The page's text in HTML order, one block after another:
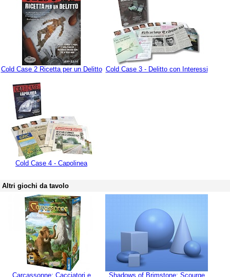
Cold Case 2 Ricetta per un Delitto Cold Case 3 - Delitto con Interessi
Cold Case 4 - Capolinea
Altri giochi da tavolo
Carcassonne: Cacciatori e Shadows of Brimstone: Scourge